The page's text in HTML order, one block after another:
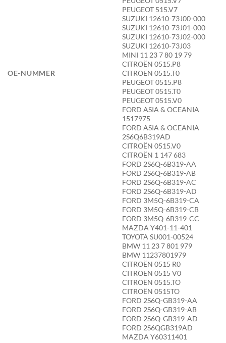
OE-NUMMER
PEUGEOT 515.V7
SUZUKI 12610-73J00-000
SUZUKI 12610-73J01-000
SUZUKI 12610-73J02-000
SUZUKI 12610-73J03
MINI 11 23 7 80 19 79
CITROËN 0515.P8
CITROËN 0515.T0
PEUGEOT 0515.P8
PEUGEOT 0515.T0
PEUGEOT 0515.V0
FORD ASIA & OCEANIA
1517975
FORD ASIA & OCEANIA
2S6Q6B319AD
CITROËN 0515.V0
CITROËN 1 147 683
FORD 2S6Q-6B319-AA
FORD 2S6Q-6B319-AB
FORD 2S6Q-6B319-AC
FORD 2S6Q-6B319-AD
FORD 3M5Q-6B319-CA
FORD 3M5Q-6B319-CB
FORD 3M5Q-6B319-CC
MAZDA Y401-11-401
TOYOTA SU001-00524
BMW 11 23 7 801 979
BMW 11237801979
CITROËN 0515 R0
CITROËN 0515 V0
CITROËN 0515.TO
CITROËN 0515TO
FORD 2S6Q-GB319-AA
FORD 2S6Q-GB319-AB
FORD 2S6Q-GB319-AD
FORD 2S6QGB319AD
MAZDA Y60311401